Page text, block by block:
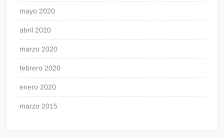
mayo 2020
abril 2020
marzo 2020
febrero 2020
enero 2020
marzo 2015